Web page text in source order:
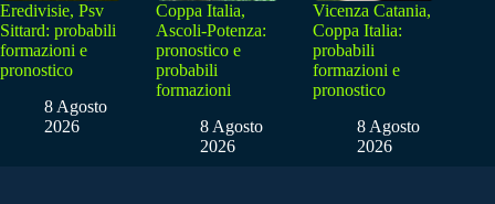
Eredivisie, Psv
Sittard: probabili
formazioni e
pronostico
8 Agosto
2026
Coppa Italia,
Ascoli-Potenza:
pronostico e
probabili
formazioni
8 Agosto
2026
Vicenza Catania,
Coppa Italia:
probabili
formazioni e
pronostico
8 Agosto
2026